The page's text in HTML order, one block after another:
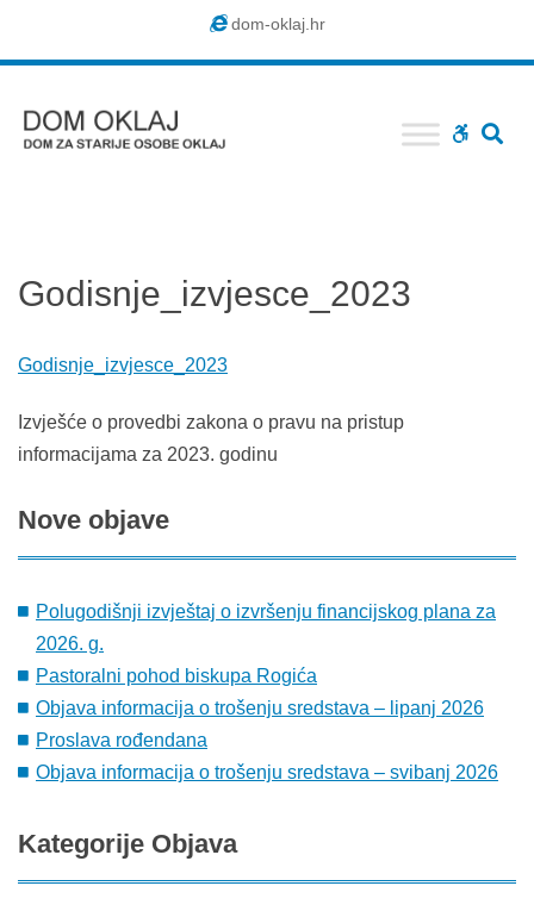
dom-oklaj.hr
WCAG
Godisnje_izvjesce_2023
Godisnje_izvjesce_2023
Izvješće o provedbi zakona o pravu na pristup
informacijama za 2023. godinu
Nove objave
Polugodišnji izvještaj o izvršenju financijskog plana za
2026. g.
Pastoralni pohod biskupa Rogića
Objava informacija o trošenju sredstava – lipanj 2026
Proslava rođendana
Objava informacija o trošenju sredstava – svibanj 2026
Kategorije Objava